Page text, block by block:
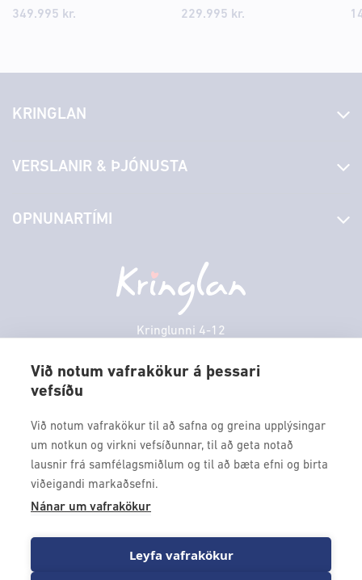
Við notum vafrakökur á þessari
vefsíðu
Við notum vafrakökur til að safna og greina upplýsingar
um notkun og virkni vefsíðunnar, til að geta notað
lausnir frá samfélagsmiðlum og til að bæta efni og birta
viðeigandi markaðsefni.
Nánar um vafrakökur
Leyfa vafrakökur
349.995 kr.
229.995 kr.
Kringlunni 4-12
kringlan@kringlan.is
KRINGLAN
Laus störf
Hafðu samband
Persónuverndarstefna
VERSLANIR & ÞJÓNUSTA
Borgarbókasafn
Borgarleikhúsið
Ævintýraland
OPNUNARTÍMI
Miðvikudagur
VERTU MEÐ
Fáðu forskot á dagskrána okkar og sértilboð með því að skrá